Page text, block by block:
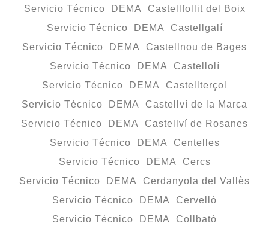
Servicio Técnico DEMA Castellfollit del Boix
Servicio Técnico DEMA Castellgalí
Servicio Técnico DEMA Castellnou de Bages
Servicio Técnico DEMA Castellolí
Servicio Técnico DEMA Castellterçol
Servicio Técnico DEMA Castellví de la Marca
Servicio Técnico DEMA Castellví de Rosanes
Servicio Técnico DEMA Centelles
Servicio Técnico DEMA Cercs
Servicio Técnico DEMA Cerdanyola del Vallès
Servicio Técnico DEMA Cervelló
Servicio Técnico DEMA Collbató